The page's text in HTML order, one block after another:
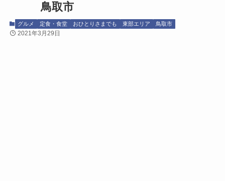
鳥取市
グルメ 定食・食堂 おひとりさまでも 東部エリア 鳥取市
2021年3月29日